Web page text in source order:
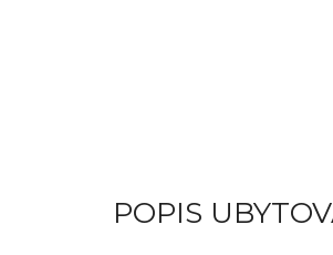
POPIS